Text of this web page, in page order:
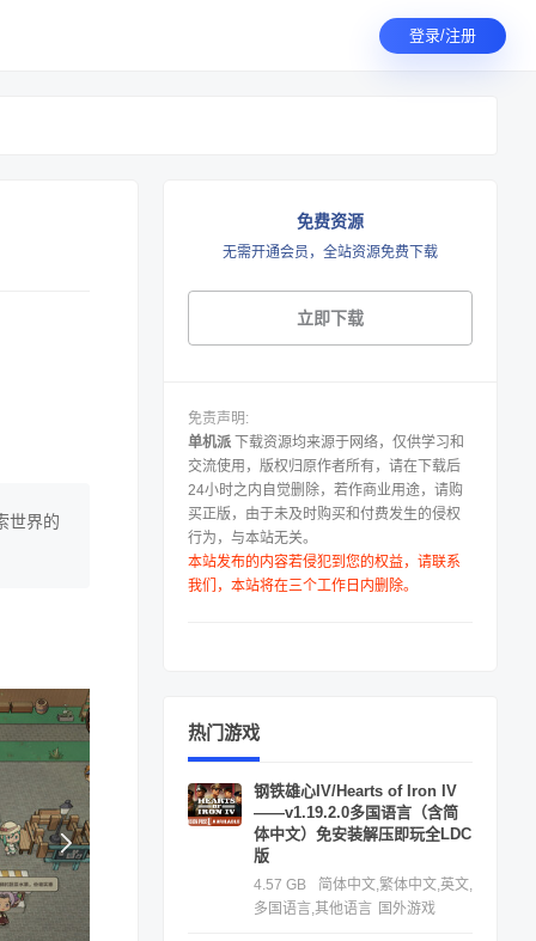
登录/注册
世界的
免费资源
无需开通会员，全站资源免费下载
立即下载
免责声明:
单机派 下载资源均来源于网络，仅供学习和
交流使用，版权归原作者所有，请在下载后
24小时之内自觉删除，若作商业用途，请购
买正版，由于未及时购买和付费发生的侵权
行为，与本站无关。
本站发布的内容若侵犯到您的权益，请联系
我们，本站将在三个工作日内删除。
热门游戏
钢铁雄心IV/Hearts of Iron IV
——v1.19.2.0多国语言（含简
体中文）免安装解压即玩全LDC
版
4.57 GB
简体中文,繁体中文,英文,
多国语言,其他语言 国外游戏